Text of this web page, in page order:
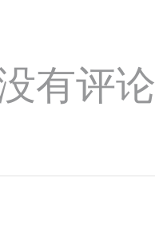
有评论